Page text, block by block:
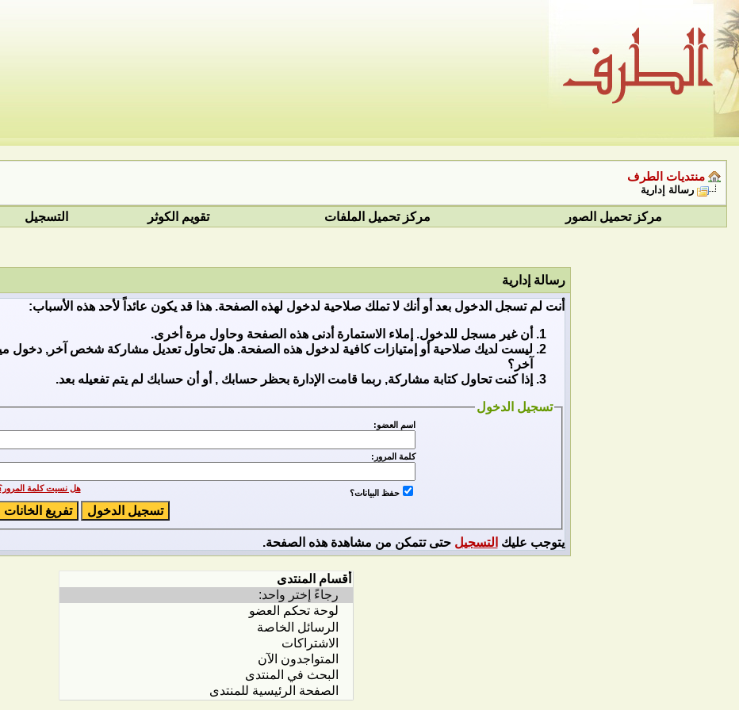
منتديات الطرف
رسالة إدارية
مركز تحميل الصور
مركز تحميل الملفات تقويم الكوثر التسجيل
رسالة إدارية
أنت لم تسجل الدخول بعد أو أنك لا تملك صلاحية لدخول لهذه الصفحة. هذا قد يكون عائداً لأحد هذه الأسباب:
أن غير مسجل للدخول. إملاء الاستمارة أدنى هذه الصفحة وحاول مرة أخرى.
ليست لديك صلاحية أو إمتيازات كافية لدخول هذه الصفحة. هل تحاول تعديل مشاركة شخص آخر, دخول
آخر؟
إذا كنت تحاول كتابة مشاركة, ربما قامت الإدارة بحظر حسابك , أو أن حسابك لم يتم تفعيله بعد.
تسجيل الدخول
اسم العضو:
كلمة المرور:
هل نسيت كلمة حفظ البيانات؟
يتوجب عليك التسجيل حتى تتمكن من مشاهدة هذه الصفحة.